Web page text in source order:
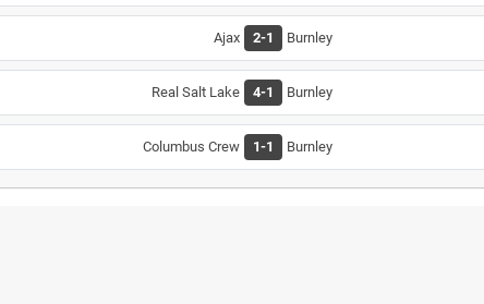
Ajax 2-1 Burnley
Real Salt Lake 4-1 Burnley
Columbus Crew 1-1 Burnley